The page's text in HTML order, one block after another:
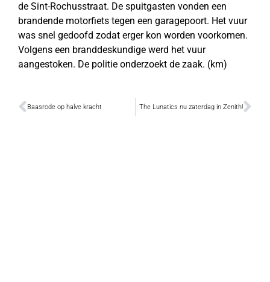
de Sint-Rochusstraat. De spuitgasten vonden een
brandende motorfiets tegen een garagepoort. Het vuur
was snel gedoofd zodat erger kon worden voorkomen.
Volgens een branddeskundige werd het vuur
aangestoken. De politie onderzoekt de zaak. (km)
Baasrode op halve kracht The Lunatics nu zaterdag in Zenith!